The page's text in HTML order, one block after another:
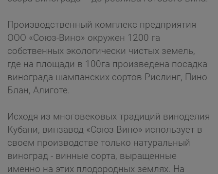
Производственный комплекс предприятия
ООО «Союз-Вино» окружен 1200 га
собственных экологически чистых земель,
где на площади в 100га произведена посадка
винограда шампанских со­ртов Рислинг, Пино
Блан, Алиготе.
Исходя из многовековых традиций виноделия
Кубани, винзавод «Союз-Вино» использует в
своем производстве только натуральный
виноград - винные сорта, выращенные
именно на этих плодородных землях. На